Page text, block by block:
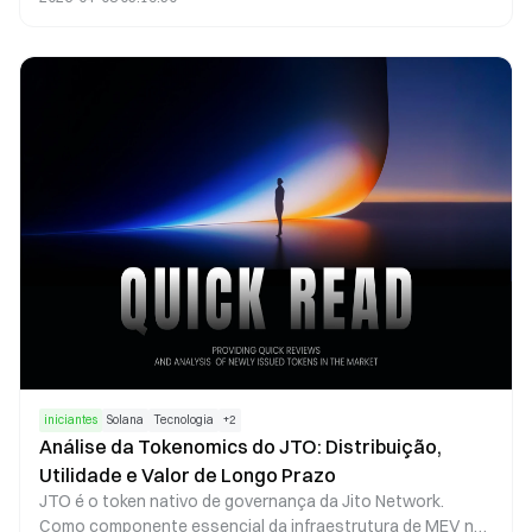
ecossistema. Ao contrário das stablecoins tradicionais,
UNITAS não realiza ancoragem de preço diretamente. Em
vez disso, atua como uma camada de incentivo que
conecta mecanismos de geração de retorno à expansão
do protocolo, estabelecendo um ciclo de valor “usar–
incentivar–crescer”.
iniciantes Solana Tecnologia +2
Análise da Tokenomics do JTO: Distribuição,
Utilidade e Valor de Longo Prazo
JTO é o token nativo de governança da Jito Network.
Como componente essencial da infraestrutura de MEV no